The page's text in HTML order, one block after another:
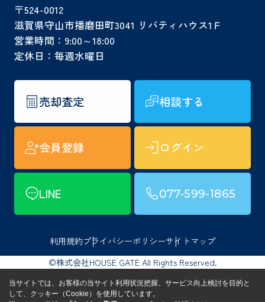
〒524-0012
滋賀県守山市播磨田町3041 リバティハウス1Ｆ
営業時間：9:00～18:00
定休日：毎週水曜日
売却査定 相談する
会員登録 ログイン
LINE 077-599-1865
利用規約プライバシーポリシーサイトマップ
©株式会社HOUSE GATE All Rights Reserved.
当サイトでは、お客様の当サイト利用状況把握、サービス向上検討を目的と
して、クッキー（Cookie）を使用しています。